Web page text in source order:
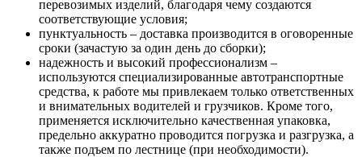
перевозимых изделий, благодаря чему создаются
соответствующие условия;
пунктуальность – доставка производится в оговоренные
сроки (зачастую за один день до сборки);
надежность и высокий профессионализм –
используются специализированные автотранспортные
средства, к работе мы привлекаем только ответственных
и внимательных водителей и грузчиков. Кроме того,
применяется исключительно качественная упаковка,
предельно аккуратно проводится погрузка и разгрузка, а
также подъем по лестнице (при необходимости).